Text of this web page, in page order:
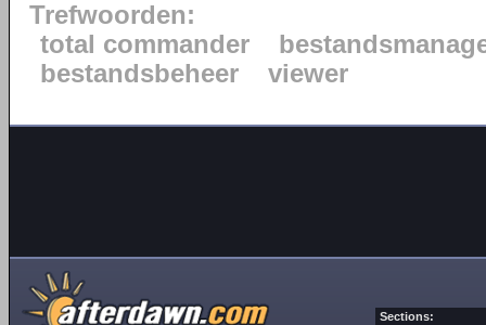
Trefwoorden:
total commander
bestandsbeheer
viewer
Sections: